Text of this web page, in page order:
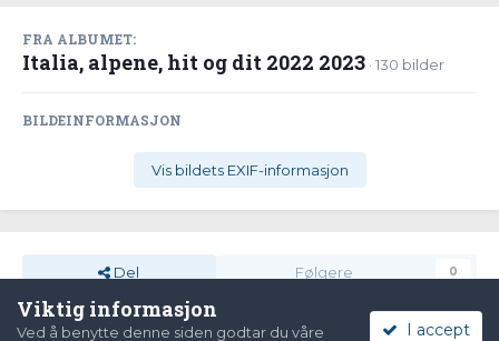
FRA ALBUMET:
Italia, alpene, hit og dit 2022 2023 · 130 bilder
BILDEINFORMASJON
Vis bildets EXIF-informasjon
Del Følgere 0
Viktig informasjon
Ved å benytte denne siden godtar du våre I accept